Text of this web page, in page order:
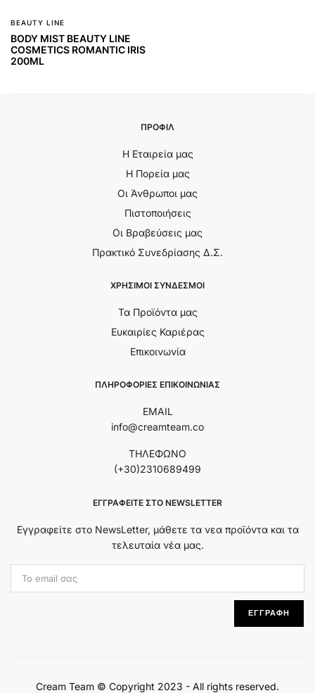
BEAUTY LINE
BODY MIST BEAUTY LINE
COSMETICS ROMANTIC IRIS
200ML
ΠΡΟΦΙΛ
Η Εταιρεία μας
Η Πορεία μας
Οι Άνθρωποι μας
Πιστοποιήσεις
Οι Βραβεύσεις μας
Πρακτικό Συνεδρίασης Δ.Σ.
ΧΡΗΣΙΜΟΙ ΣΥΝΔΕΣΜΟΙ
Τα Προϊόντα μας
Ευκαιρίες Καριέρας
Επικοινωνία
ΠΛΗΡΟΦΟΡΙΕΣ ΕΠΙΚΟΙΝΩΝΙΑΣ
EMAIL
info@creamteam.co
ΤΗΛΕΦΩΝΟ
(+30)2310689499
ΕΓΓΡΑΦΕΊΤΕ ΣΤΟ NEWSLETTER
Εγγραφείτε στο NewsLetter, μάθετε τα νεα προϊόντα και τα
τελευταία νέα μας.
Εmail Address:
ΕΓΓΡΑΦΗ
Cream Team © Copyright 2023 - All rights reserved.